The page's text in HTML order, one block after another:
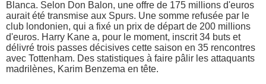
Blanca. Selon Don Balon, une offre de 175 millions d'euros
aurait été transmise aux Spurs. Une somme refusée par le
club londonien, qui a fixé un prix de départ de 200 millions
d'euros. Harry Kane a, pour le moment, inscrit 34 buts et
délivré trois passes décisives cette saison en 35 rencontres
avec Tottenham. Des statistiques à faire pâlir les attaquants
madrilènes, Karim Benzema en tête.